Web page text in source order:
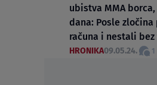
ubistva MMA
dana: Posle
računa i nestali bez
HRONIKA09.05.24. 1